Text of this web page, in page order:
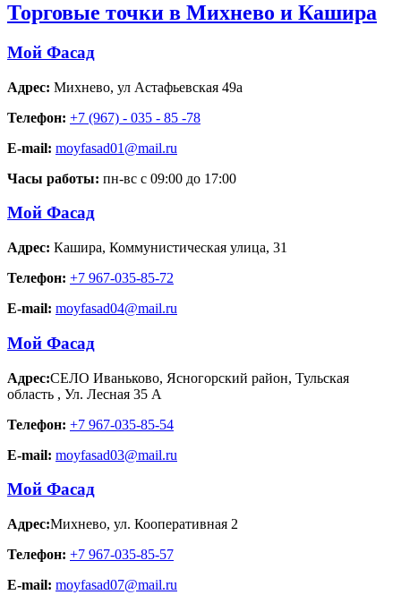
Торговые точки в Михнево и Кашира
Мой Фасад
Адрес: Михнево, ул Астафьевская 49а
Телефон: +7 (967) - 035 - 85 -78
E-mail: moyfasad01@mail.ru
Часы работы: пн-вс с 09:00 до 17:00
Мой Фасад
Адрес: Кашира, Коммунистическая улица, 31
Телефон: +7 967-035-85-72
E-mail: moyfasad04@mail.ru
Мой Фасад
Адрес:СЕЛО Иваньково, Ясногорский район, Тульская
область , Ул. Лесная 35 А
Телефон: +7 967-035-85-54
E-mail: moyfasad03@mail.ru
Мой Фасад
Адрес:Михнево, ул. Кооперативная 2
Телефон: +7 967-035-85-57
E-mail: moyfasad07@mail.ru